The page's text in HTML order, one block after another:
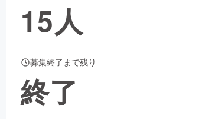
15人
募集終了まで残り
終了